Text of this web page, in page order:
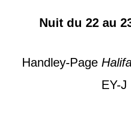
Nuit du 22 au
Handley-Page
EY-J